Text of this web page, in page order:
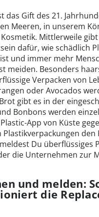
das Gift des 21.
Meeren, in unserem
Mittlerweile
dafür, wie schädlich
und immer mehr
meiden. Besonders
Verpacken von
oder Avocados
gibt es in der
Bonbons werden
App von Küste
Plastikverpackungen den
Du überflüssiges
die Unternehmen zur
und melden:
die